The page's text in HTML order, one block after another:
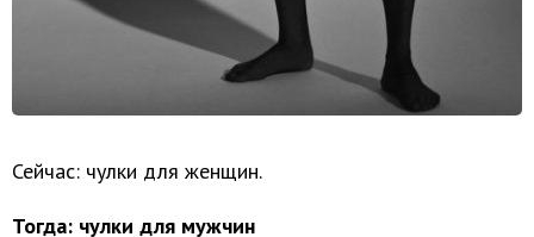
Сейчас: чулки для женщин.
Тогда: чулки для мужчин